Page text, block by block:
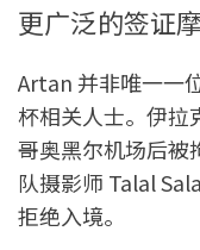
更广泛的签证
Artan 并非唯一一
杯相关人士。伊拉
哥奥黑尔机场后被
队摄影师 Talal
拒绝入境。